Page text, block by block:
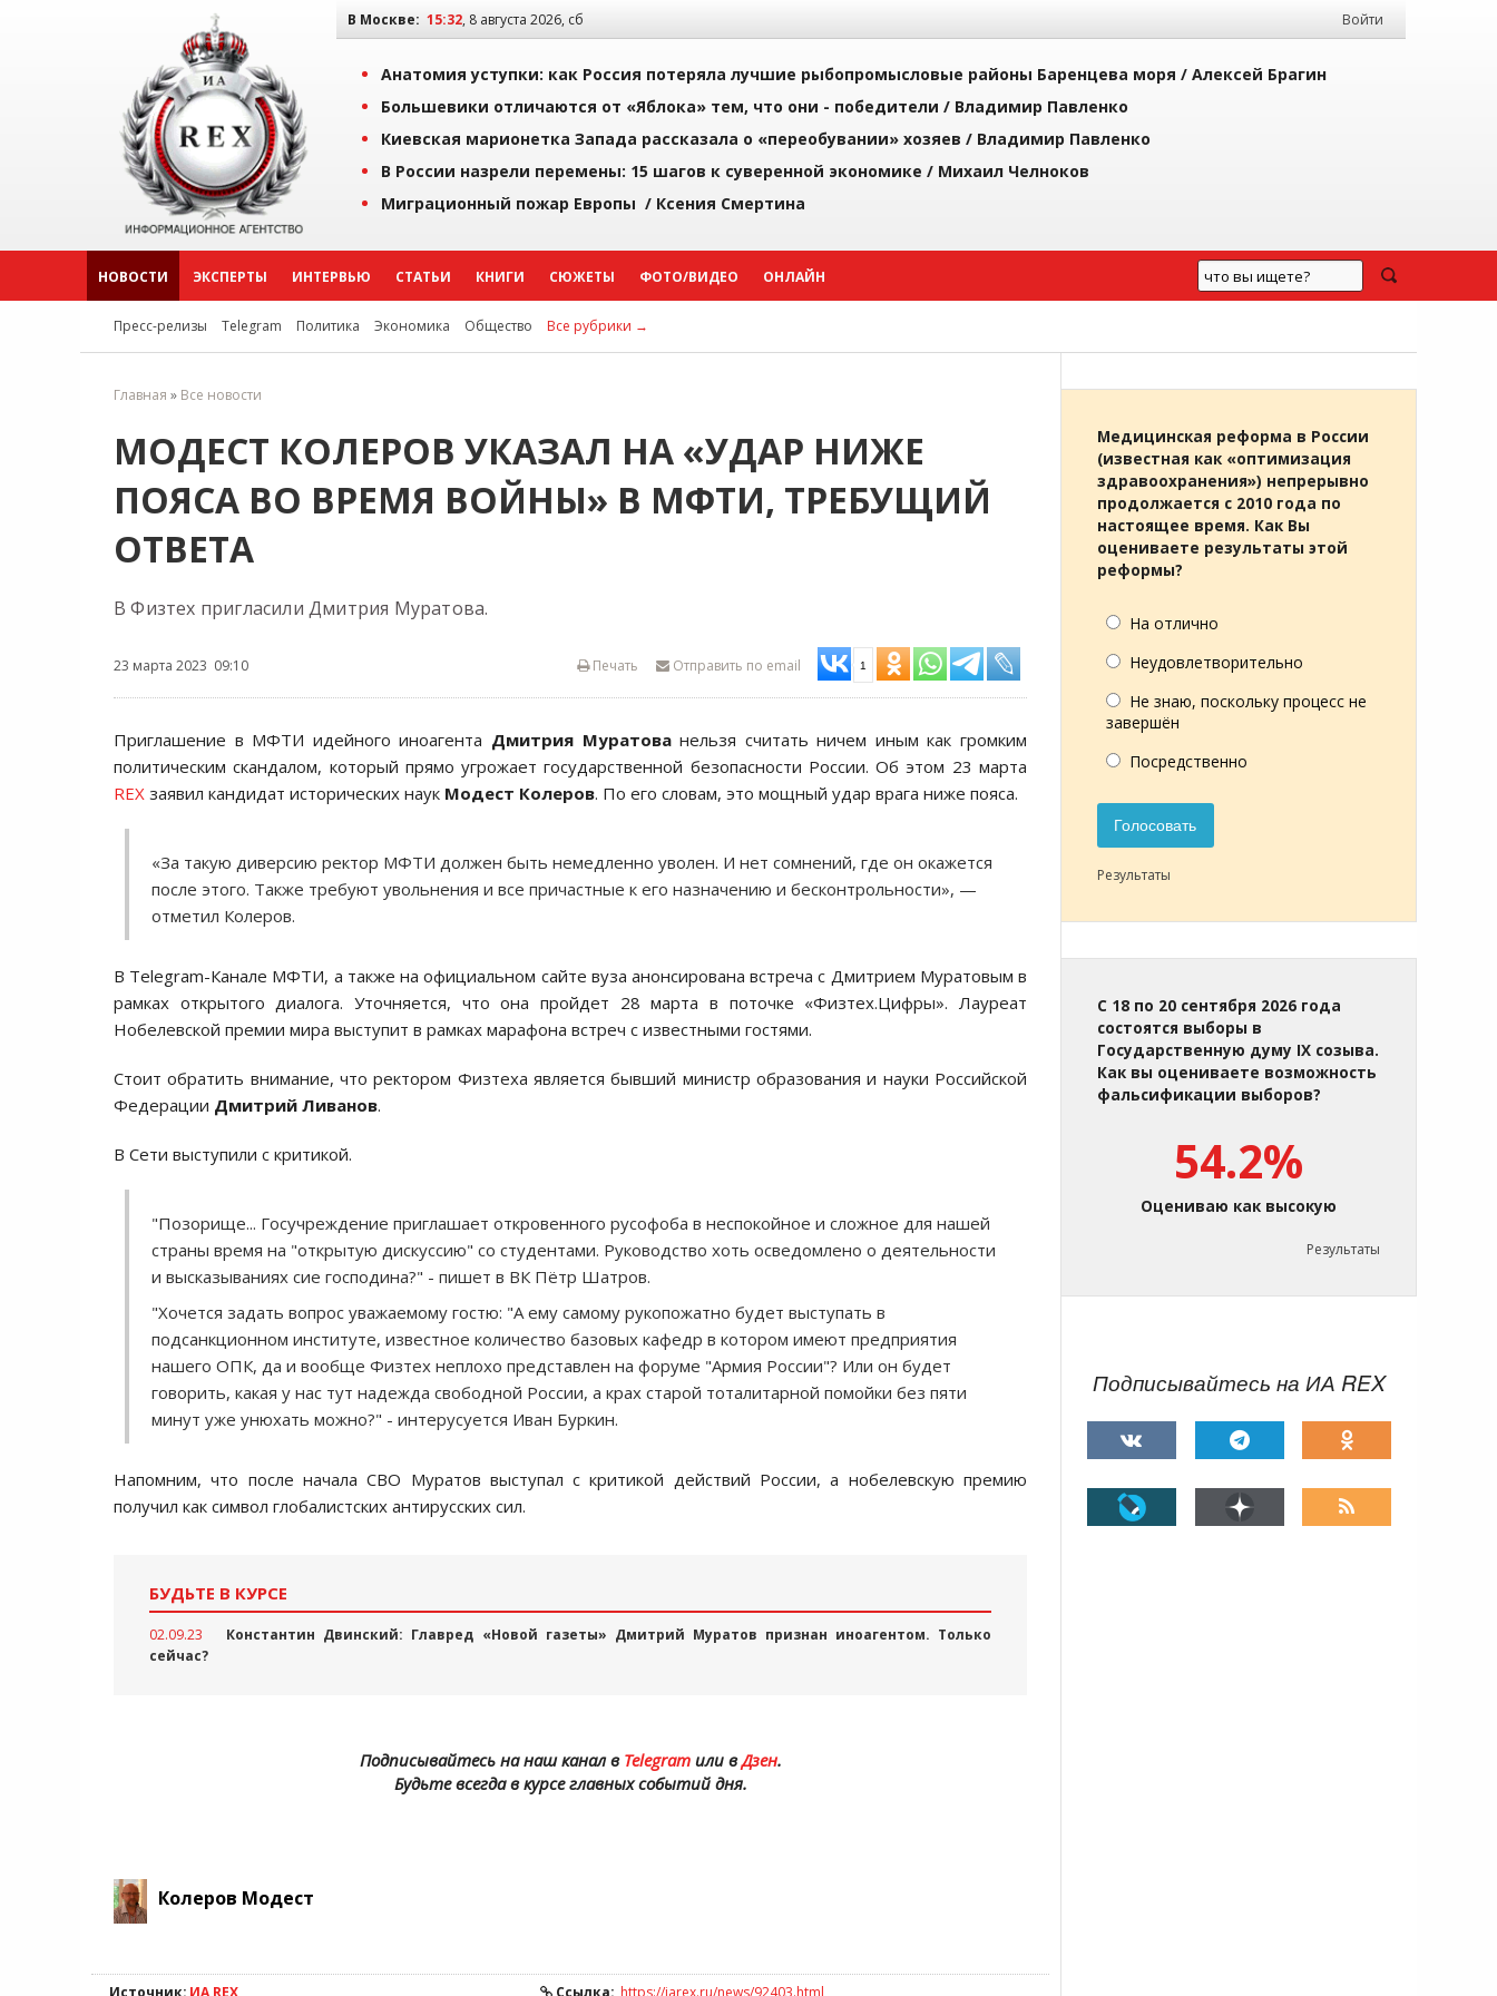
В Москве: 15:32, 8 августа 2026, сб Войти
Анатомия уступки: как Россия потеряла лучшие рыбопромысловые районы Баренцева моря / Алексей Брагин
Большевики отличаются от «Яблока» тем, что они - победители / Владимир Павленко
Киевская марионетка Запада рассказала о «переобувании» хозяев / Владимир Павленко
В России назрели перемены: 15 шагов к суверенной экономике / Михаил Челноков
Миграционный пожар Европы / Ксения Смертина
НОВОСТИ ЭКСПЕРТЫ ИНТЕРВЬЮ СТАТЬИ КНИГИ СЮЖЕТЫ ФОТО/ВИДЕО ОНЛАЙН
Пресс-релизы Telegram Политика Экономика Общество Все рубрики →
Главная » Все новости
МОДЕСТ КОЛЕРОВ УКАЗАЛ НА «УДАР НИЖЕ
ПОЯСА ВО ВРЕМЯ ВОЙНЫ» В МФТИ, ТРЕБУЩИЙ
ОТВЕТА
В Физтех пригласили Дмитрия Муратова.
23 марта 2023 09:10 Отправить по email 1
Печать
Приглашение в МФТИ идейного иноагента Дмитрия Муратованельзя считать ничем иным как громким
политическим скандалом, который прямо угрожает государственной безопасности России. Об этом 23 марта
REX заявил кандидат исторических наук Модест Колеров. По его словам, это мощный удар врага ниже пояса.
«За такую диверсию ректор МФТИ должен быть немедленно уволен. И нет сомнений, где он окажется
после этого. Также требуют увольнения и все причастные к его назначению и бесконтрольности», —
отметил Колеров.
В Telegram-Канале МФТИ, а также на официальном сайте вуза анонсирована встреча с Дмитрием Муратовым в
рамках открытого диалога. Уточняется, что она пройдет 28 марта в поточке «Физтех.Цифры». Лауреат
Нобелевской премии мира выступит в рамках марафона встреч с известными гостями.
Стоит обратить внимание, что ректором Физтеха является бывший министр образования и науки Российской
Федерации Дмитрий Ливанов.
В Сети выступили с критикой.
"Позорище... Госучреждение приглашает откровенного русофоба в неспокойное и сложное для нашей
страны время на "открытую дискуссию" со студентами. Руководство хоть осведомлено о деятельности
и высказываниях сие господина?" - пишет в ВК Пётр Шатров.
"Хочется задать вопрос уважаемому гостю: "А ему самому рукопожатно будет выступать в
подсанкционном институте, известное количество базовых кафедр в котором имеют предприятия
нашего ОПК, да и вообще Физтех неплохо представлен на форуме "Армия России"? Или он будет
говорить, какая у нас тут надежда свободной России, а крах старой тоталитарной помойки без пяти
минут уже унюхать можно?" - интерусуется Иван Буркин.
Напомним, что после начала СВО Муратов выступал с критикой действий России, а нобелевскую премию
получил как символ глобалистских антирусских сил.
БУДЬТЕ В КУРСЕ
02.09.23
Константин Двинский: Главред «Новой газеты» Дмитрий Муратов признан иноагентом. Только
сейчас?
Подписывайтесь на наш канал в Telegramили вДзен.
Будьте всегда в курсе главных событий дня.
Колеров Модест
Источник: ИА REX Ссылка: https://iarex.ru/news/92403.html
Медицинская реформа в России
(известная как «оптимизация
здравоохранения») непрерывно
продолжается с 2010 года по
настоящее время. Как Вы
оцениваете результаты этой
реформы?
На отлично
Неудовлетворительно
Не знаю, поскольку процесс не
завершён
Посредственно
Голосовать
Результаты
С 18 по 20 сентября 2026 года
состоятся выборы в
Государственную думу IX созыва.
Как вы оцениваете возможность
фальсификации выборов?
54.2%
Оцениваю как высокую
Результаты
Подписывайтесь на ИА REX